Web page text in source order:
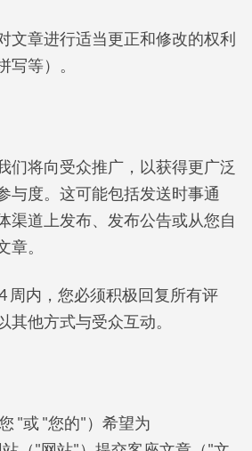
文章进行适当更正和修改的权利
写等）。
们将向受众推广，以获得更广泛
与度。这可能包括发送时事通
渠道上发布、发布公告或从您自
。
周内，您必须积极回复所有评
其他方式与受众互动。
"或 "您的"）希望为